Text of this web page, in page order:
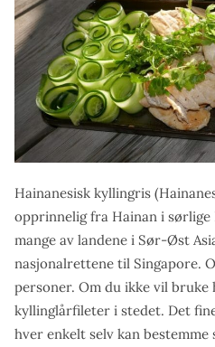
Hainanesisk kyllingris
opprinnelig fra Hainan i
mange av landene i Sør-Øst
nasjonalrettene til Singapore.
personer. Om du ikke vil bruke
kyllinglårfileter i stedet. Det
hver enkelt selv kan